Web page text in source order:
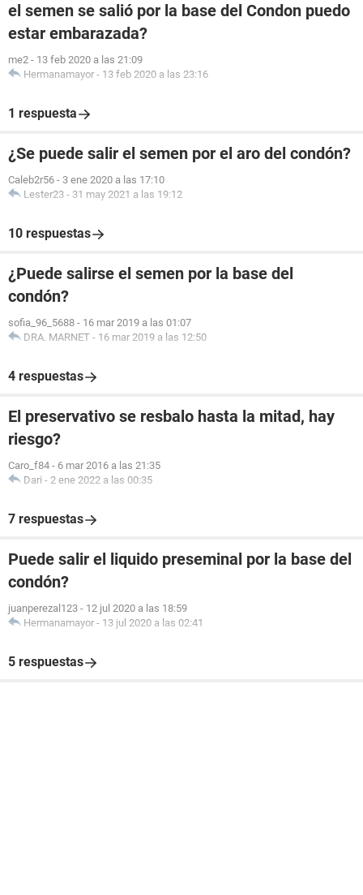
el semen se salió por la base del Condon puedo
estar embarazada?
me2 - 13 feb 2020 a las 21:09
Hermanamayor - 13 feb 2020 a las 23:16
1 respuesta
¿Se puede salir el semen por el aro del condón?
Caleb2r56 - 3 ene 2020 a las 17:10
Lester23 - 31 may 2021 a las 19:12
10 respuestas
¿Puede salirse el semen por la base del
condón?
sofia_96_5688 - 16 mar 2019 a las 01:07
DRA. MARNET - 16 mar 2019 a las 12:50
4 respuestas
El preservativo se resbalo hasta la mitad, hay
riesgo?
Caro_f84 - 6 mar 2016 a las 21:35
Dari - 2 ene 2022 a las 00:35
7 respuestas
Puede salir el liquido preseminal por la base del
condón?
juanperezal123 - 12 jul 2020 a las 18:59
Hermanamayor - 13 jul 2020 a las 02:41
5 respuestas